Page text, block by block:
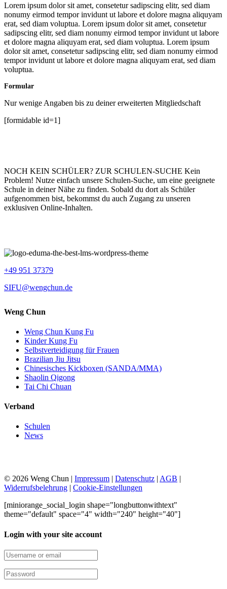
Lorem ipsum dolor sit amet, consetetur sadipscing elitr, sed diam
nonumy eirmod tempor invidunt ut labore et dolore magna aliquyam
erat, sed diam voluptua. Lorem ipsum dolor sit amet, consetetur
sadipscing elitr, sed diam nonumy eirmod tempor invidunt ut labore
et dolore magna aliquyam erat, sed diam voluptua. Lorem ipsum
dolor sit amet, consetetur sadipscing elitr, sed diam nonumy eirmod
tempor invidunt ut labore et dolore magna aliquyam erat, sed diam
voluptua.
Formular
Nur wenige Angaben bis zu deiner erweiterten Mitgliedschaft
[formidable id=1]
NOCH KEIN SCHÜLER? ZUR SCHULEN-SUCHE Kein
Problem! Nutze einfach unsere Schulen-Suche, um eine geeignete
Schule in deiner Nähe zu finden. Sobald du dort als Schüler
aufgenommen bist, bekommst du auch Zugang zu unseren
exklusiven Online-Inhalten.
+49 951 37379
SIFU@wengchun.de
Weng Chun
Weng Chun Kung Fu
Kinder Kung Fu
Selbstverteidigung für Frauen
Brazilian Jiu Jitsu
Chinesisches Kickboxen (SANDA/MMA)
Shaolin Qigong
Tai Chi Chuan
Verband
Schulen
News
© 2026 Weng Chun | Impressum | Datenschutz | AGB |
Widerrufsbelehrung | Cookie-Einstellungen
[miniorange_social_login shape="longbuttonwithtext"
theme="default" space="4" width="240" height="40"]
Login with your site account